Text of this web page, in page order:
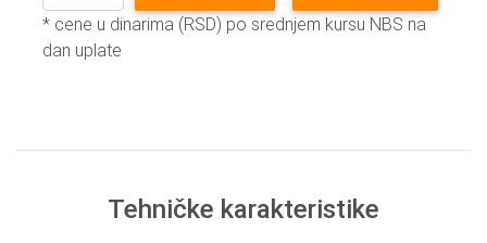
* cene u dinarima (RSD) po srednjem kursu NBS na
dan uplate
Tehničke karakteristike